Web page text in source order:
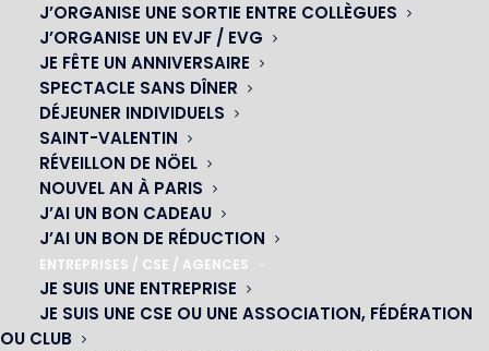
J’ORGANISE UNE SORTIE ENTRE COLLÈGUES
J’ORGANISE UN EVJF / EVG
JE FÊTE UN ANNIVERSAIRE
SPECTACLE SANS DÎNER
DÉJEUNER INDIVIDUELS
SAINT-VALENTIN
RÉVEILLON DE NÖEL
NOUVEL AN À PARIS
J’AI UN BON CADEAU
J’AI UN BON DE RÉDUCTION
ENTREPRISES / CSE / AGENCES
JE SUIS UNE ENTREPRISE
JE SUIS UNE CSE OU UNE ASSOCIATION, FÉDÉRATION
OU CLUB
OH! CÉSAR
|